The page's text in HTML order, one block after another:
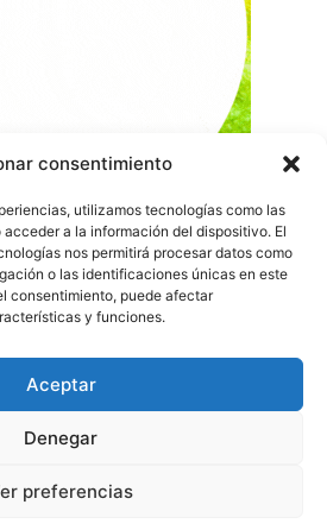
consentimiento
utilizamos tecnologías como las
a la información del dispositivo. El
nos permitirá procesar datos como
o las identificaciones únicas en este
consentimiento, puede afectar
y funciones.
Aceptar
Denegar
preferencias